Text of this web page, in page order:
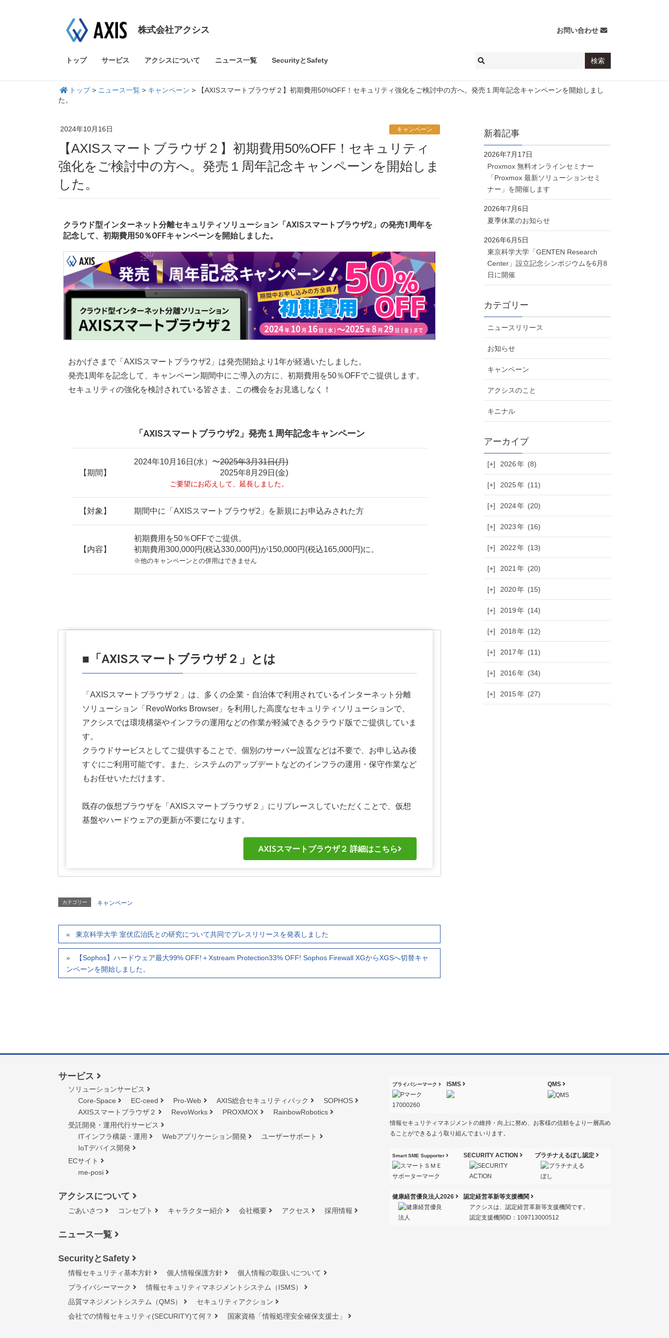
株式会社アクシス お問い合わせ
トップ サービス アクシスについて ニュース一覧 SecurityとSafety
トップ> ニュース一覧 > キャンペーン >
【AXISスマートブラウザ２】初期費用50%OFF！セキュリティ強化をご検討中の方へ。発売１周年記念キャンペーンを開始しまし
た。
2024年10月16日 キャンペーン
【AXISスマートブラウザ２】初期費用50%OFF！セキュリティ
強化をご検討中の方へ。発売１周年記念キャンペーンを開始しま
した。
クラウド型インターネット分離セキュリティソリューション「AXISスマートブラウザ2」の発売1周年を
記念して、初期費用50％OFFキャンペーンを開始しました。
おかげさまで「AXISスマートブラウザ2」は発売開始より1年が経過いたしました。
発売1周年を記念して、キャンペーン期間中にご導入の方に、初期費用を50％OFFでご提供します。
セキュリティの強化を検討されている皆さま、この機会をお見逃しなく！
「AXISスマートブラウザ2」発売１周年記念キャンペーン
【期間】
2024年10月16日(水）〜2025年3月31日(月)
2025年8月29日(金)
ご要望にお応えして、延長しました。
【対象】 期間中に「AXISスマートブラウザ2」を新規にお申込みされた方
【内容】
初期費用を50％OFFでご提供。
初期費用300,000円(税込330,000円)が150,000円(税込165,000円)に。
※他のキャンペーンとの併用はできません
■「AXISスマートブラウザ２」とは
「AXISスマートブラウザ２」は、多くの企業・自治体で利用されているインターネット分離
ソリューション「RevoWorks Browser」を利用した高度なセキュリティソリューションで、
アクシスでは環境構築やインフラの運用などの作業が軽減できるクラウド版でご提供していま
す。
クラウドサービスとしてご提供することで、個別のサーバー設置などは不要で、お申し込み後
すぐにご利用可能です。また、システムのアップデートなどのインフラの運用・保守作業など
もお任せいただけます。
既存の仮想ブラウザを「AXISスマートブラウザ２」にリプレースしていただくことで、仮想
基盤やハードウェアの更新が不要になります。
AXISスマートブラウザ２ 詳細はこちら
カテゴリー キャンペーン
東京科学大学 室伏広治氏との研究について共同でプレスリリースを発表しました
【Sophos】ハードウェア最大99% OFF!＋Xstream Protection33% OFF! Sophos Firewall XGからXGSへ切替キャ
ンペーンを開始しました。
新着記事
Proxmox 無料オンラインセミナー
「Proxmox 最新ソリューションセミ
ナー」を開催します
2026年7月17日
夏季休業のお知らせ
2026年7月6日
東京科学大学「GENTEN Research
Center」設立記念シンポジウムを6月8
日に開催
2026年6月5日
カテゴリー
ニュースリリース
お知らせ
キャンペーン
アクシスのこと
キニナル
[+] 2026 (8)
[+] 2025 (11)
[+] 2024 (20)
[+] 2023 (16)
[+] 2022 (13)
[+] 2021 (20)
[+] 2020 (15)
[+] 2019 (14)
[+] 2018 (12)
[+] 2017 (11)
[+] 2016 (34)
[+] 2015 (27)
サービス
ソリューションサービス
Core-Space
EC-ceed Pro-Web AXIS総合セキュリティパック
SOPHOS
AXISスマートブラウザ２
RevoWorks PROXMOX
RainbowRobotics
受託開発・運用代行サービス
ITインフラ構築・運用
Webアプリケーション開発
ユーザーサポート
IoTデバイス開発
ECサイト
me-posi
アクシスについて
ごあいさつ コンセプト キャラクター紹介 会社概要 アクセス 採用情報
ニュース一覧
SecurityとSafety
情報セキュリティ基本方針 個人情報保護方針
個人情報の取扱いについて
プライバシーマーク
情報セキュリティマネジメントシステム（ISMS）
品質マネジメントシステム（QMS）
セキュリティアクション
会社での情報セキュリティ(SECURITY)て何？
国家資格「情報処理安全確保⽀援⼠」
プライバシーマーク ISMS QMS
情報セキュリティマネジメントの維持・向上に努め、お客様の信頼をより一層高め
ることができるよう取り組んでまいります。
Smart SME Supporter SECURITY ACTION プラチナえるぼし認定
健康経営優良法人2026
認定経営革新等支援機関
アクシスは、認定経営革新等支援機関です。
認定支援機関ID：109713000512